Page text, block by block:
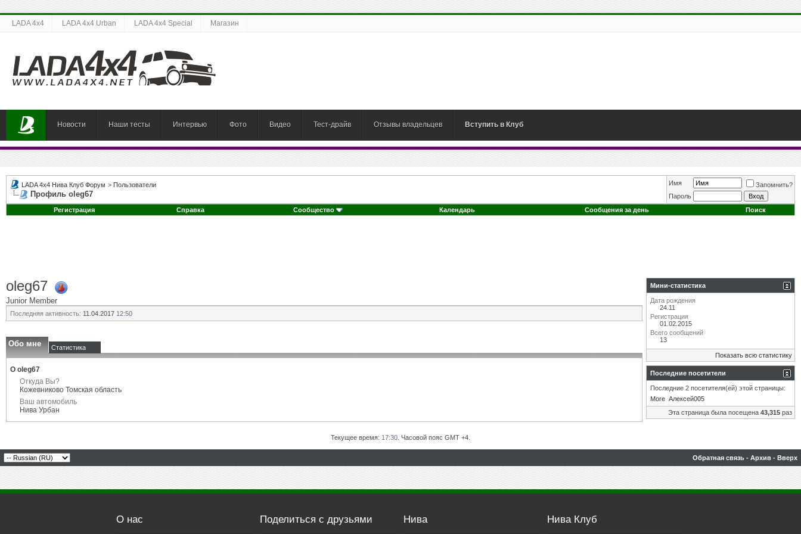
LADA 4x4 LADA 4x4 Urban LADA 4x4 Special Магазин
Новости Наши тесты Интервью Фото Видео Тест-драйв Отзывы владельцев Вступить в Клуб
LADA 4x4 Нива Клуб Форум > Пользователи
Профиль oleg67
Имя
Запомнить?
Пароль
Регистрация
Справка Сообщество Календарь Сообщения за день Поиск
oleg67
Junior Member
Последняя активность: 11.04.2017 12:50
Обо мне Статистика
О oleg67
Откуда Вы?
Кожевниково Томская область
Ваш автомобиль
Нива Урбан
Мини-статистика
Дата рождения
24.11
Регистрация
01.02.2015
Всего сообщений
13
Показать всю статистику
Последние посетители
Последние 2 посетителя(ей) этой страницы:
More Алексей005
Эта страница была посещена 43,315 раз
Текущее время: 17:30 . Часовой пояс GMT +4.
Обратная связь - Архив - Вверх
О нас Поделиться с друзьями Нива Нива Клуб